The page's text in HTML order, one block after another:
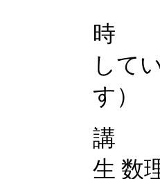
時 間
して
す）
講 師
生 数